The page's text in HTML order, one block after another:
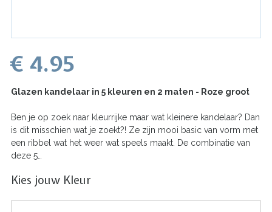
€ 4.95
Glazen kandelaar in 5 kleuren en 2 maten - Roze groot
Ben je op zoek naar kleurrijke maar wat kleinere kandelaar? Dan
is dit misschien wat je zoekt?! Ze zijn mooi basic van vorm met
een ribbel wat het weer wat speels maakt. De combinatie van
deze 5…
Kies jouw Kleur